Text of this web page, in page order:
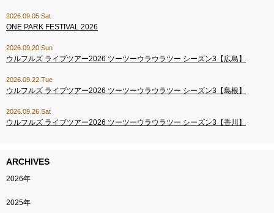
2026.09.05.Sat
ONE PARK FESTIVAL 2026
2026.09.20.Sun
ウルフルズ ライブツアー2026 ツーツーウラウラツー シーズン3【広島】
2026.09.22.Tue
ウルフルズ ライブツアー2026 ツーツーウラウラツー シーズン3【島根】
2026.09.26.Sat
ウルフルズ ライブツアー2026 ツーツーウラウラツー シーズン3【香川】
ARCHIVES
2026年
2025年